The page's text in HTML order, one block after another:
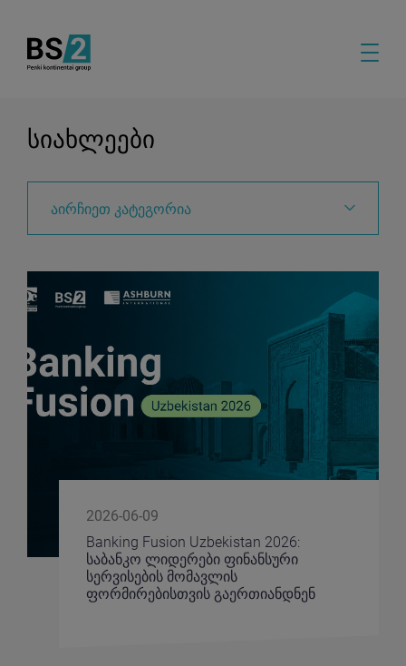
სიახლეები
აირჩიეთ კატეგორია
2026-06-09
Banking Fusion Uzbekistan 2026:
საბანკო ლიდერები ფინანსური
სერვისების მომავლის
ფორმირებისთვის გაერთიანდნენ